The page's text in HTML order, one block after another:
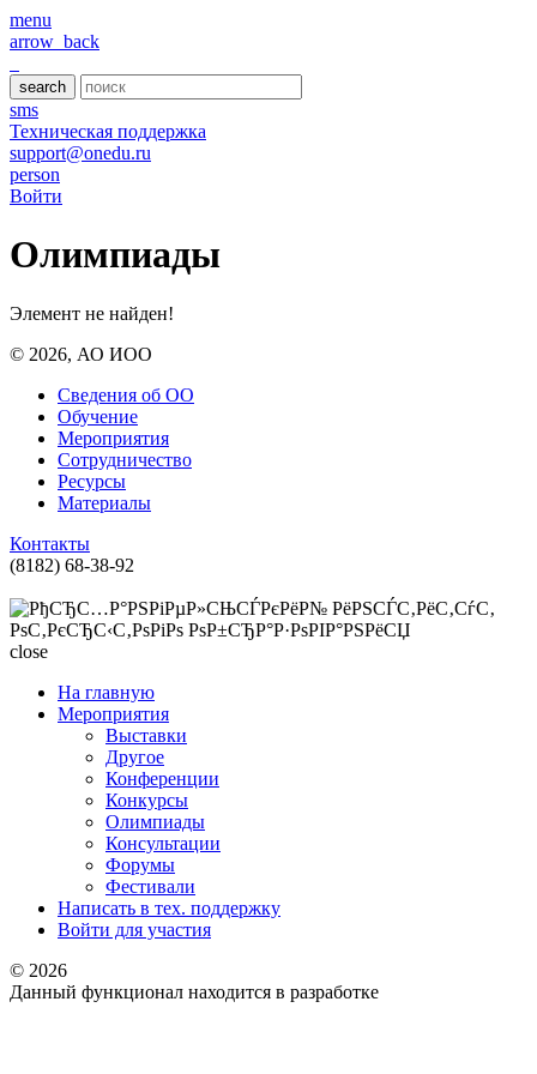
menu
arrow_back
search
sms
Техническая поддержка
support@onedu.ru
person
Войти
Олимпиады
Элемент не найден!
© 2026, АО ИОО
Сведения об ОО
Обучение
Мероприятия
Сотрудничество
Ресурсы
Материалы
Контакты
(8182) 68-38-92
close
На главную
Мероприятия
Выставки
Другое
Конференции
Конкурсы
Олимпиады
Консультации
Форумы
Фестивали
Написать в тех. поддержку
Войти для участия
© 2026
Данный функционал находится в разработке